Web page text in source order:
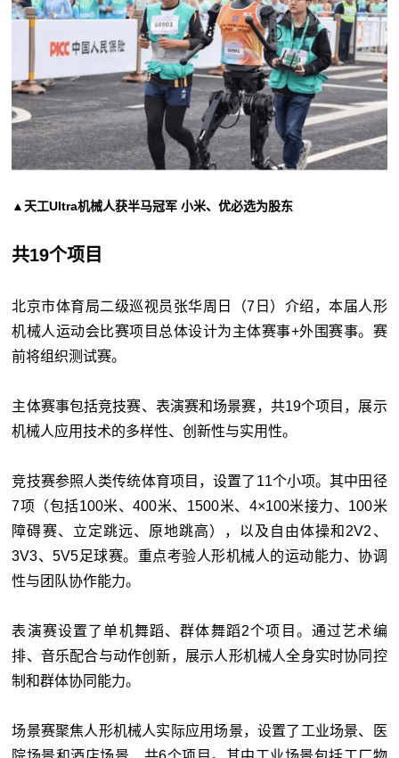
▲天工Ultra机械人获半马冠军 小米、优必选为股东
共19个项目
北京市体育局二级巡视员张华周日（7日）介绍，本届人形
机械人运动会比赛项目总体设计为主体赛事+外围赛事。赛
前将组织测试赛。
主体赛事包括竞技赛、表演赛和场景赛，共19个项目，展示
机械人应用技术的多样性、创新性与实用性。
竞技赛参照人类传统体育项目，设置了11个小项。其中田径
7项（包括100米、400米、1500米、4×100米接力、100米
障碍赛、立定跳远、原地跳高），以及自由体操和2V2、
3V3、5V5足球赛。重点考验人形机械人的运动能力、协调
性与团队协作能力。
表演赛设置了单机舞蹈、群体舞蹈2个项目。通过艺术编
排、音乐配合与动作创新，展示人形机械人全身实时协同控
制和群体协同能力。
场景赛聚焦人形机械人实际应用场景，设置了工业场景、医